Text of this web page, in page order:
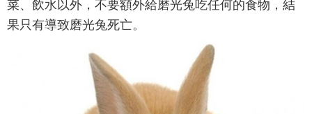
菜、飲水以外，不要額外給磨光兔吃任何的食物，結
果只有導致磨光兔死亡。